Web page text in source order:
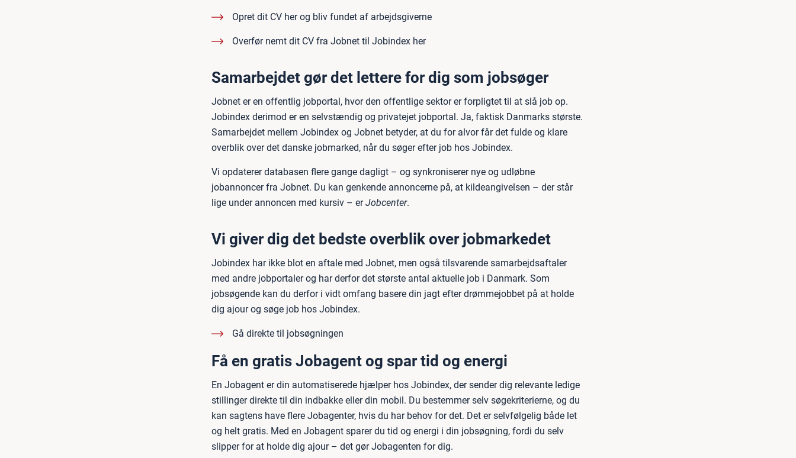
Opret dit CV her og bliv fundet af arbejdsgiverne
Overfør nemt dit CV fra Jobnet til Jobindex her
Samarbejdet gør det lettere for dig som jobsøger
Jobnet er en offentlig jobportal, hvor den offentlige sektor er forpligtet til at slå job op.
Jobindex derimod er en selvstændig og privatejet jobportal. Ja, faktisk Danmarks største.
Samarbejdet mellem Jobindex og Jobnet betyder, at du for alvor får det fulde og klare
overblik over det danske jobmarked, når du søger efter job hos Jobindex.
Vi opdaterer databasen flere gange dagligt – og synkroniserer nye og udløbne
jobannoncer fra Jobnet. Du kan genkende annoncerne på, at kildeangivelsen – der står
lige under annoncen med kursiv – erJobcenter.
Vi giver dig det bedste overblik over jobmarkedet
Jobindex har ikke blot en aftale med Jobnet, men også tilsvarende samarbejdsaftaler
med andre jobportaler og har derfor det største antal aktuelle job i Danmark. Som
jobsøgende kan du derfor i vidt omfang basere din jagt efter drømmejobbet på at holde
dig ajour og søge job hos Jobindex.
Gå direkte til jobsøgningen
Få en gratis Jobagent og spar tid og energi
En Jobagent er din automatiserede hjælper hos Jobindex, der sender dig relevante ledige
stillinger direkte til din indbakke eller din mobil. Du bestemmer selv søgekriterierne, og du
kan sagtens have flere Jobagenter, hvis du har behov for det. Det er selvfølgelig både let
og helt gratis. Med en Jobagent sparer du tid og energi i din jobsøgning, fordi du selv
slipper for at holde dig ajour – det gør Jobagenten for dig.